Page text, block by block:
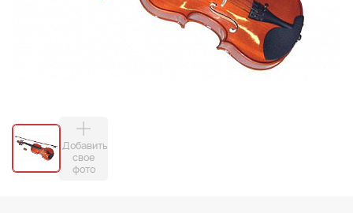
Добавить
свое
фото